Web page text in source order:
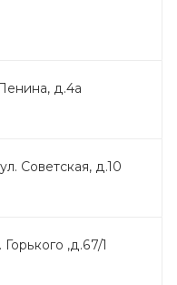
д.4а
Советская, д.10
,д.67/1